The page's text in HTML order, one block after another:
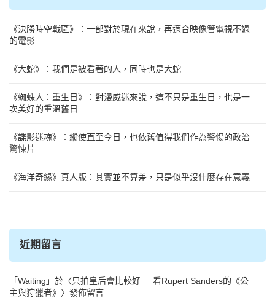
《決勝時空戰區》：一部對於現在來說，再適合映像管電視不過
的電影
《大蛇》：我們是被看著的人，同時也是大蛇
《蜘蛛人：重生日》：對漫威迷來說，這不只是重生日，也是一
次美好的重溫舊日
《諜影迷魂》：縱使直至今日，也依舊值得我們作為警惕的政治
驚悚片
《海洋奇緣》真人版：其實並不算差，只是似乎沒什麼存在意義
近期留言
「Waiting 」於〈只拍皇后會比較好──看Rupert Sanders的《公
主與狩獵者》 〉發佈留言